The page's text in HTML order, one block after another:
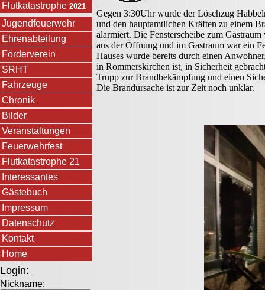
Flutkatastrophe 2021
Jugendfeuerwehr
Ehrenabteilung
Förderverein
SRHT
Fahrzeuge
Chronik
Bilder
Veranstaltungen
Feuerwehrfest
Flutkatastrophe 21
Interessantes
Gästebuch
Impressum
Datenschutz
Kontakt
Home
Login:
Nickname:
Gegen 3:30Uhr wurde der Löschzug
und den hauptamtlichen Kräften zu einem
alarmiert. Die Fensterscheibe zum
aus der Öffnung und im Gastraum war ein
Hauses wurde bereits durch einen
in Rommerskirchen ist, in Sicherheit
Trupp zur Brandbekämpfung und einen
Die Brandursache ist zur Zeit noch unklar.